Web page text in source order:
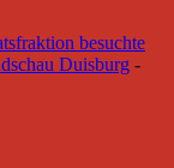
besuchte
Duisburg -